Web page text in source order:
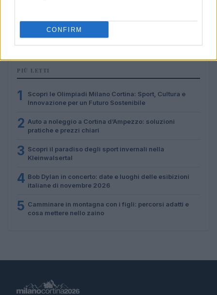
CONFIRM
emozioni e canti
Marco Tessari · 3 Ago 2026
PIÙ LETTI
1
Scopri le Olimpiadi Milano Cortina: Sport, Cultura e
Innovazione per un Futuro Sostenibile
2 Auto a noleggio a Cortina d’Ampezzo: soluzioni
pratiche e prezzi chiari
3 Scopri il paradiso degli sport invernali nella
Kleinwalsertal
4 Bob Dylan in concerto: date e luoghi delle esibizioni
italiane di novembre 2026
5 Camminare in montagna con i figli: percorsi adatti e
cosa mettere nello zaino